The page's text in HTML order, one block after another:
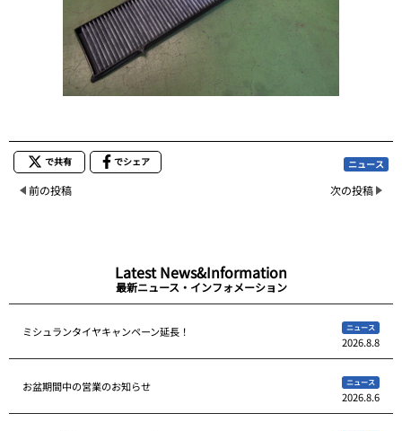
で共有 でシェア ニュース
前の投稿 次の投稿
Latest News&Information
最新ニュース・インフォメーション
ミシュランタイヤキャンペーン延長！ ニュース
2026.8.8
お盆期間中の営業のお知らせ ニュース
2026.8.6